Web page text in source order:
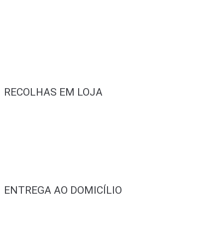
RECOLHAS EM LOJA
ENTREGA AO DOMICÍLIO